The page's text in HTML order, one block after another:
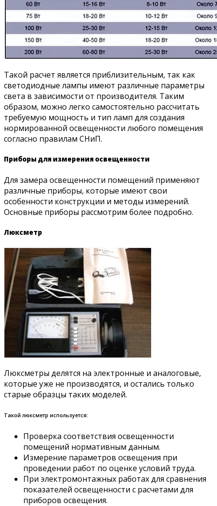
Такой расчет является приблизительным, так как
светодиодные лампы имеют различные параметры
света в зависимости от производителя. Таким
образом, можно легко самостоятельно рассчитать
требуемую мощность и тип ламп для создания
нормированной освещенности любого помещения
согласно правилам СНиП.
Приборы для измерения освещенности
Для замера освещенности помещений применяют
различные приборы, которые имеют свои
особенности конструкции и методы измерений.
Основные приборы рассмотрим более подробно.
Люксметр
Люксметры делятся на электронные и аналоговые,
которые уже не производятся, и остались только
старые образцы таких моделей.
Такой люксметр используется:
Проверка соответствия освещенности
помещений нормативным данным.
Измерение параметров освещения при
проведении работ по оценке условий труда.
При электромонтажных работах для сравнения
показателей освещенности с расчетами для
приборов освещения.